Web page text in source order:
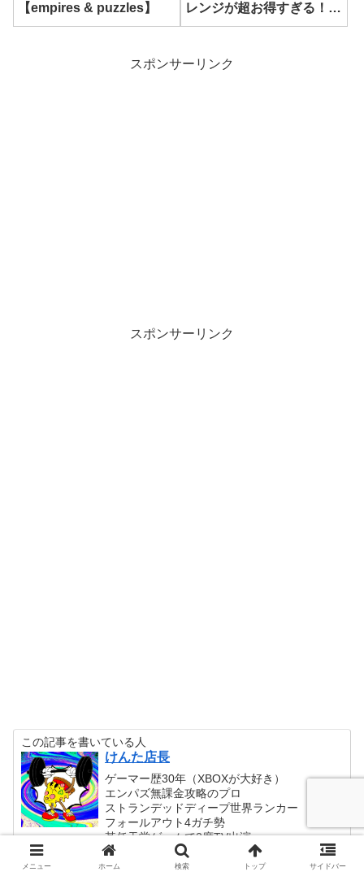
【empires & puzzles】
レンジが超お得すぎる！
【empires & puzzles】
スポンサーリンク
スポンサーリンク
この記事を書いている人
けんた店長
ゲーマー歴30年（XBOXが大好き）
エンパズ無課金攻略のプロ
ストランデッドディープ世界ランカー
フォールアウト4ガチ勢
某任天堂ゲームで2度TV出演
ゲームに人生捧げてます('ω')
メニュー ホーム 検索 トップ サイドバー